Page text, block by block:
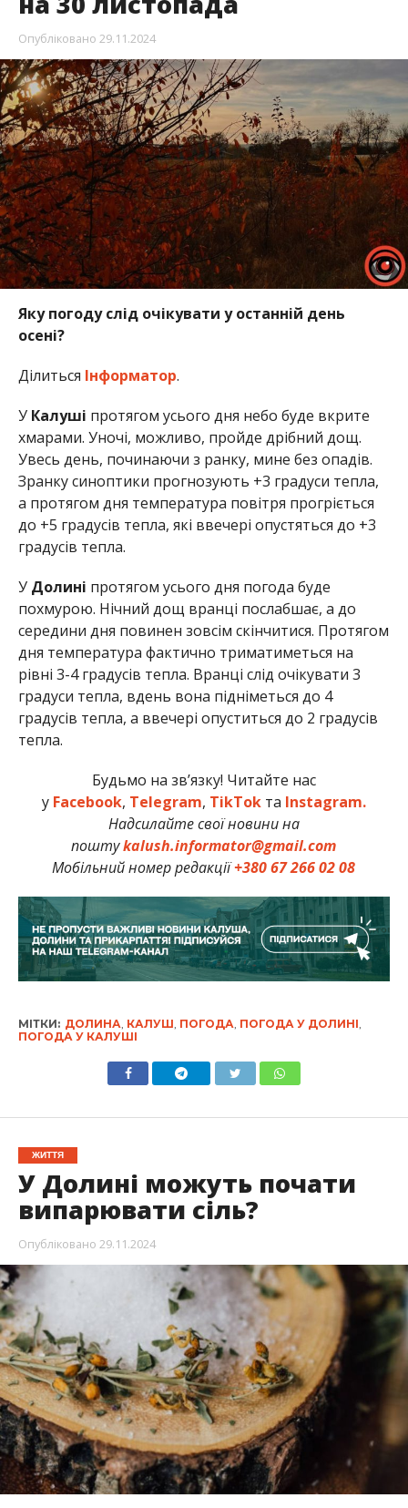
Опубліковано 29.11.2024
Яку погоду слід очікувати у останній день
осені?
Ділиться Інформатор.
У Калуші протягом усього дня небо буде вкрите
хмарами. Уночі, можливо, пройде дрібний дощ.
Увесь день, починаючи з ранку, мине без опадів.
Зранку синоптики прогнозують +3 градуси тепла,
а протягом дня температура повітря прогріється
до +5 градусів тепла, які ввечері опустяться до +3
градусів тепла.
У Долині протягом усього дня погода буде
похмурою. Нічний дощ вранці послабшає, а до
середини дня повинен зовсім скінчитися. Протягом
дня температура фактично триматиметься на
рівні 3-4 градусів тепла. Вранці слід очікувати 3
градуси тепла, вдень вона підніметься до 4
градусів тепла, а ввечері опуститься до 2 градусів
тепла.
Будьмо на зв’язку! Читайте нас
у Facebook, Telegram, TikTokта Instagram.
Надсилайте свої новини на
поштуkalush.informator@gmail.com
Мобільний номер редакції+380 67 266 02 08
МІТКИ: ДОЛИНА, КАЛУШ, ПОГОДА, ПОГОДА У ДОЛИНІ,
ПОГОДА У КАЛУШІ
ЖИТТЯ
У Долині можуть почати
випарювати сіль?
Опубліковано 29.11.2024